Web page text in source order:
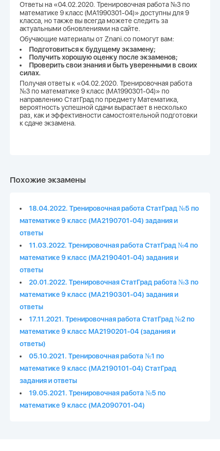
Ответы на «04.02.2020. Тренировочная работа №3 по
математике 9 класс (МА1990301-04)» доступны для 9
класса, но также вы всегда можете следить за
актуальными обновлениями на сайте.
Обучающие материалы от Znani.co помогут вам:
Подготовиться к будущему экзамену;
Получить хорошую оценку после экзаменов;
Проверить свои знания и быть уверенными в своих
силах.
Получая ответы к «04.02.2020. Тренировочная работа
№3 по математике 9 класс (МА1990301-04)» по
направлению СтатГрад по предмету Математика,
вероятность успешной сдачи вырастает в несколько
раз, как и эффективности самостоятельной подготовки
к сдаче экзамена.
Похожие экзамены
18.04.2022. Тренировочная работа СтатГрад №5 по
математике 9 класс (МА2190701-04) задания и
ответы
11.03.2022. Тренировочная работа СтатГрад №4 по
математике 9 класс (МА2190401-04) задания и
ответы
20.01.2022. Тренировочная СтатГрад работа №3 по
математике 9 класс (МА2190301-04) задания и
ответы
17.11.2021. Тренировочная работа СтатГрад №2 по
математике 9 класс МА2190201-04 (задания и
ответы)
05.10.2021. Тренировочная работа №1 по
математике 9 класс (МА2190101-04) СтатГрад
задания и ответы
19.05.2021. Тренировочная работа №5 по
математике 9 класс (МА2090701-04)